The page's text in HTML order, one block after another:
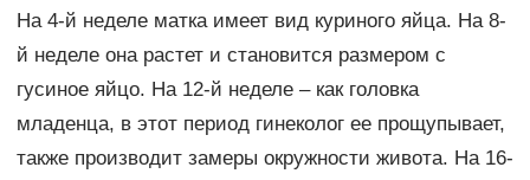
На 4-й неделе матка имеет вид куриного яйца. На 8-
й неделе она растет и становится размером с
гусиное яйцо. На 12-й неделе – как головка
младенца, в этот период гинеколог ее прощупывает,
также производит замеры окружности живота. На 16-